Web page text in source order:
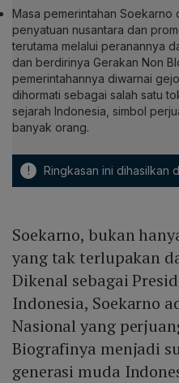
Masa pemerintahan Soekarno
penyatuan nusantara dan
terutama melalui peranannya
dan berdirinya Gerakan Non
pemerintahannya diwarnai
dihormati sebagai salah satu
sejarah Indonesia, simbol
banyak orang.
! Ringkasan ini dihasilkan
Soekarno, bukan
yang tak terlupakan
Dikenal sebagai
Indonesia, Soekarno
Nasional yang
Biografinya menjadi
generasi muda